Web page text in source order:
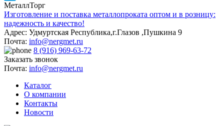
Telegram
МеталлТорг
Изготовление и поставка металлопроката оптом и в розницу:
надежность и качество!
Адрес: Удмуртская Республика,г.Глазов ,Пушкина 9
Почта: info@nergmet.ru
8 (916) 969-63-72
Заказать звонок
Почта: info@nergmet.ru
Каталог
О компании
Контакты
Новости